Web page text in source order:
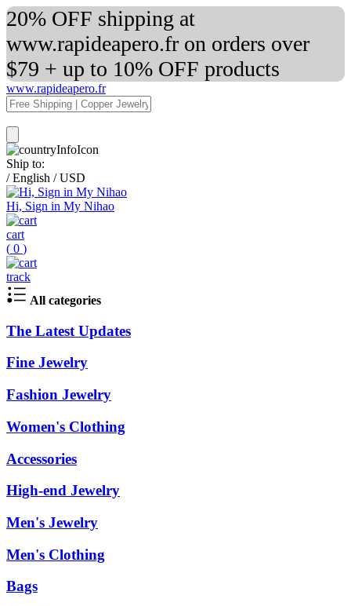
20% OFF shipping at
www.rapideapero.fr on orders over
$79 + up to 10% OFF products
www.rapideapero.fr
Ship to:
/ English / USD
Hi, Sign in My Nihao
cart
( 0 )
track
All categories
The Latest Updates
Fine Jewelry
Fashion Jewelry
Women's Clothing
Accessories
High-end Jewelry
Men's Jewelry
Men's Clothing
Bags